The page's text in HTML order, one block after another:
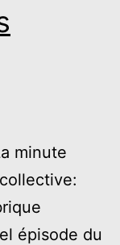
minute
épisode du